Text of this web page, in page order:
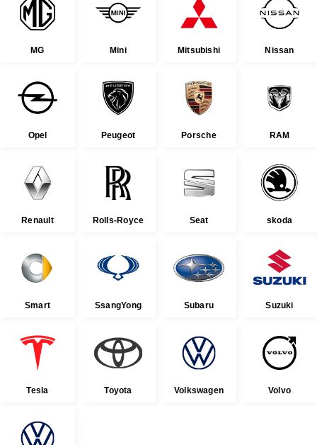
MG Mini Mitsubishi Nissan
Opel Peugeot Porsche RAM
Renault Rolls-Royce Seat skoda
Smart SsangYong Subaru Suzuki
Tesla Toyota Volkswagen Volvo